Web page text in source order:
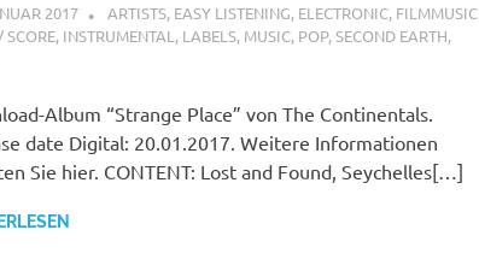
2017 STEFANBRAUN
ARTISTS, EASY LISTENING, ELECTRONIC, FILMMUSIC
SCORE, INSTRUMENTAL , LABELS, MUSIC, POP,SECOND EARTH,
Album “Strange Place” von The Continentals.
date Digital: 20.01.2017. Weitere Informationen
Sie hier. CONTENT: Lost and Found, Seychelles[…]